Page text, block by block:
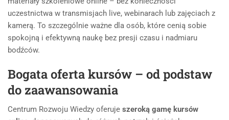
uczestnictwa w transmisjach live, webinarach lub zajęciach z
kamerą. To szczególnie ważne dla osób, które cenią sobie
spokojną i efektywną naukę bez presji czasu i nadmiaru
bodźców.
Bogata oferta kursów – od podstaw
do zaawansowania
Centrum Rozwoju Wiedzy oferuje szeroką gamę kursów